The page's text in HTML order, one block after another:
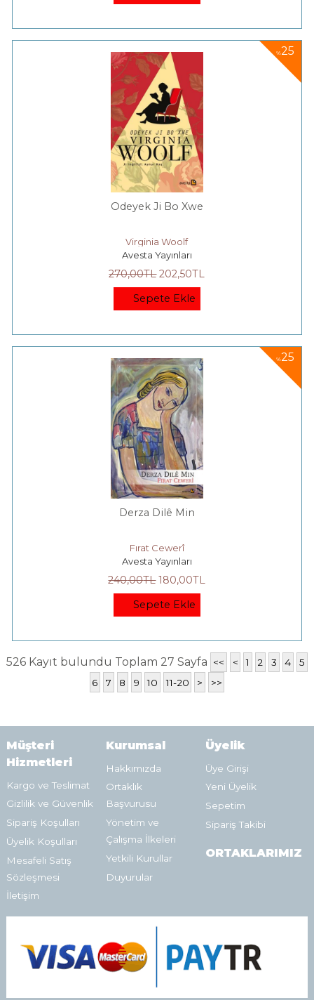
%25
Odeyek Ji Bo Xwe
Virginia Woolf
Avesta Yayınları
270,00TL 202,50TL
Sepete Ekle
%25
Derza Dilê Min
Fırat Cewerî
Avesta Yayınları
240,00TL 180,00TL
Sepete Ekle
526 Kayıt bulundu Toplam 27 Sayfa << < 1 2 3 4
5
6
7 8 9 10 11-20 > >>
Müşteri
Hizmetleri
Kargo ve Teslimat
Gizlilik ve Güvenlik
Sipariş Koşulları
Üyelik Koşulları
Mesafeli Satış
Sözleşmesi
İletişim
Kurumsal
Hakkımızda
Ortaklık
Başvurusu
Yönetim ve
Çalışma İlkeleri
Yetkili Kurullar
Duyurular
Üyelik
Üye Girişi
Yeni Üyelik
Sepetim
Sipariş Takibi
ORTAKLARIMIZ